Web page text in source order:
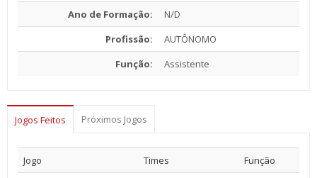
Ano de Formação:
N/D
Profissão:
AUTÔNOMO
Função:
Assistente
Jogos Feitos Próximos Jogos
Jogo Times Função